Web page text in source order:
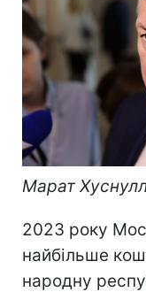
Марат
2023 року
найбільше
народну